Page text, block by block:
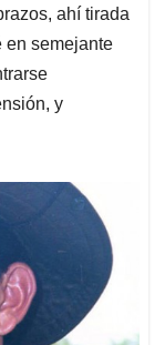
ahí tirada
en semejante
y